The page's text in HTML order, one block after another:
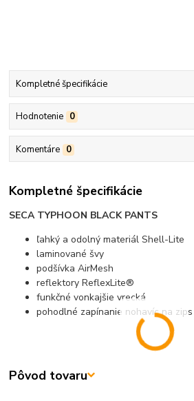
Kompletné špecifikácie
Hodnotenie 0
Komentáre 0
Kompletné špecifikácie
SECA TYPHOON BLACK PANTS
ľahký a odolný materiál Shell-Lite
laminované švy
podšívka AirMesh
reflektory ReflexLite®
funkčné vonkajšie vrecká
pohodlné zapínanie nohavíc na zips
Pôvod tovaru